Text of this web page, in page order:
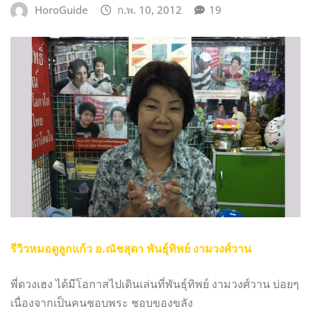
HoroGuide ก.พ. 10, 2012 19
รีวิวหมอดูลูกแก้ว อ.ณัชสุดา พันธุ์ทิพย์ งามวงศ์วาน
พี่ดวงเฮง ได้มีโอกาสไปเดินเล่นที่พันธุ์ทิพย์ งามวงศ์วาน บ่อยๆ
เนื่องจากเป็นคนชอบพระ ชอบของขลัง